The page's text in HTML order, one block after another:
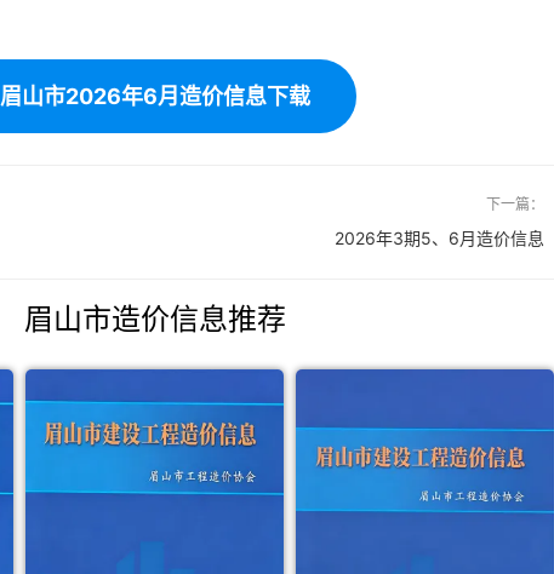
眉山市2026年6月造价信息下载
下一篇：
2026年3期5、6月造价信息
眉山市造价信息推荐